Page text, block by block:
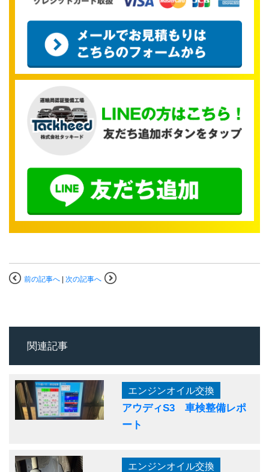
前の記事へ | 次の記事へ
関連記事
エンジンオイル交換
アウディS3 車検整備レポ
ート
エンジンオイル交換